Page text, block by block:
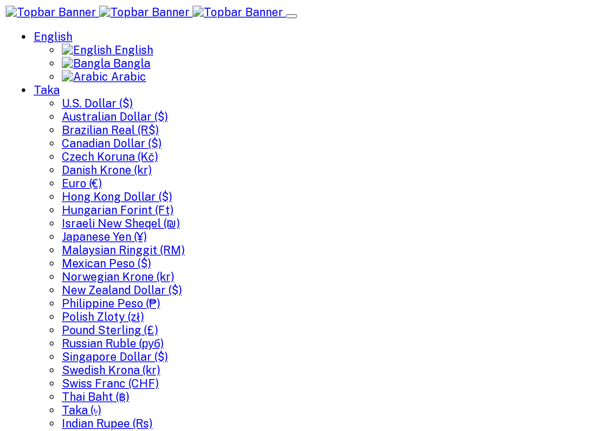
English
English
Bangla
Arabic
Taka
U.S. Dollar ($)
Australian Dollar ($)
Brazilian Real (R$)
Canadian Dollar ($)
Czech Koruna (Kč)
Danish Krone (kr)
Euro (€)
Hong Kong Dollar ($)
Hungarian Forint (Ft)
Israeli New Sheqel (₪)
Japanese Yen (¥)
Malaysian Ringgit (RM)
Mexican Peso ($)
Norwegian Krone (kr)
New Zealand Dollar ($)
Philippine Peso (₱)
Polish Zloty (zł)
Pound Sterling (£)
Russian Ruble (руб)
Singapore Dollar ($)
Swedish Krona (kr)
Swiss Franc (CHF)
Thai Baht (฿)
Taka (৳)
Indian Rupee (Rs)